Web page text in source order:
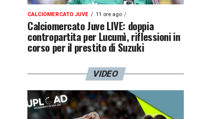
CALCIOMERCATO JUVE 11 ore ago
Calciomercato Juve LIVE: doppia
contropartita per Lucumì, riflessioni in
corso per il prestito di Suzuki
VIDEO